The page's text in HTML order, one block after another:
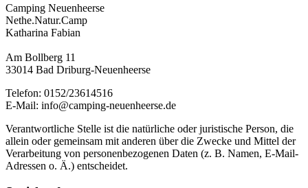
Camping Neuenheerse
Nethe.Natur.Camp
Katharina Fabian
Am Bollberg 11
33014 Bad Driburg-Neuenheerse
Telefon: 0152/23614516
E-Mail: info@camping-neuenheerse.de
Verantwortliche Stelle ist die natürliche oder juristische Person, die
allein oder gemeinsam mit anderen über die Zwecke und Mittel der
Verarbeitung von personenbezogenen Daten (z. B. Namen, E-Mail-
Adressen o. Ä.) entscheidet.